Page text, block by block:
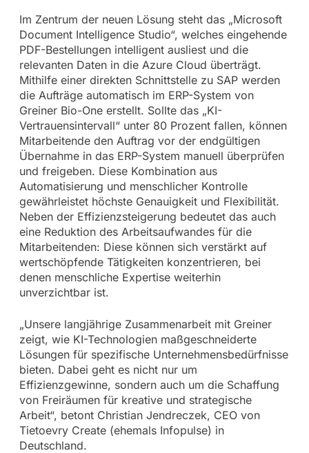
Im Zentrum der neuen Lösung steht das „Microsoft
Document Intelligence Studio“, welches eingehende
PDF-Bestellungen intelligent ausliest und die
relevanten Daten in die Azure Cloud überträgt.
Mithilfe einer direkten Schnittstelle zu SAP werden
die Aufträge automatisch im ERP-System von
Greiner Bio-One erstellt. Sollte das „KI-
Vertrauensintervall“ unter 80 Prozent fallen, können
Mitarbeitende den Auftrag vor der endgültigen
Übernahme in das ERP-System manuell überprüfen
und freigeben. Diese Kombination aus
Automatisierung und menschlicher Kontrolle
gewährleistet höchste Genauigkeit und Flexibilität.
Neben der Effizienzsteigerung bedeutet das auch
eine Reduktion des Arbeitsaufwandes für die
Mitarbeitenden: Diese können sich verstärkt auf
wertschöpfende Tätigkeiten konzentrieren, bei
denen menschliche Expertise weiterhin
unverzichtbar ist.
„Unsere langjährige Zusammenarbeit mit Greiner
zeigt, wie KI-Technologien maßgeschneiderte
Lösungen für spezifische Unternehmensbedürfnisse
bieten. Dabei geht es nicht nur um
Effizienzgewinne, sondern auch um die Schaffung
von Freiräumen für kreative und strategische
Arbeit“, betont Christian Jendreczek, CEO von
Tietoevry Create (ehemals Infopulse) in
Deutschland.